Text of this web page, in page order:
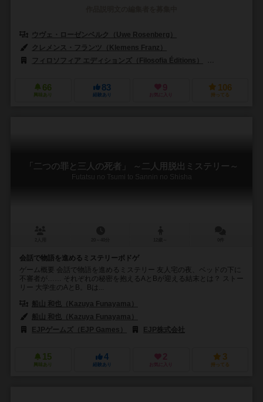
ウヴェ・ローゼンベルク（Uwe Rosenberg）
クレメンス・フランツ（Klemens Franz）
フィロソフィア エディションズ（Filosofia Éditions）
66
興味あり
83
経験あり
9
お気に入り
106
持ってる
「二つの罪と三人の死者」 ～二人用脱出ミステリー～
Futatsu no Tsumi to Sannin no Shisha
会話で物語を進めるミステリーボドゲ
ゲーム概要 会話で物語を進めるミステリー 友人宅の夜、ベッドの下に
不審者が…… それぞれの秘密を抱えるAとBが迎える結末とは？ ストー
リー 大学生のAとB。Bは...
船山 和也（Kazuya Funayama）
船山 和也（Kazuya Funayama）
EJPゲームズ（EJP Games）
EJP株式会社
15
興味あり
4
経験あり
2
お気に入り
3
持ってる